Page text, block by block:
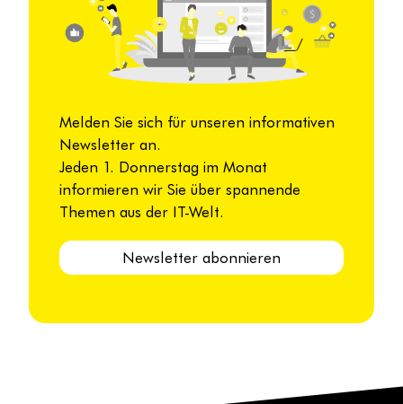
Melden Sie sich für unseren informativen
Newsletter an.
Jeden 1. Donnerstag im Monat
informieren wir Sie über spannende
Themen aus der IT-Welt.
Newsletter abonnieren